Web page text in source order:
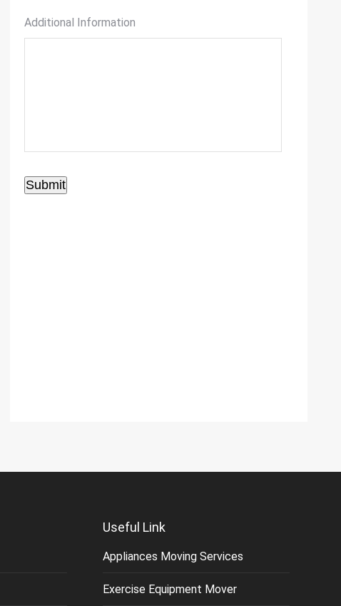
Additional Information
Submit
Useful Link
Appliances Moving Services
Exercise Equipment Mover